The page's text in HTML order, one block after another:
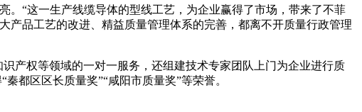
“这一生产线缆导体的型线工艺，为企业赢得了市场，带来了不菲
产品工艺的改进、精益质量管理体系的完善，都离不开质量行政管理
产权等领域的一对一服务，还组建技术专家团队上门为企业进行质
都区区长质量奖”“咸阳市质量奖”等荣誉。